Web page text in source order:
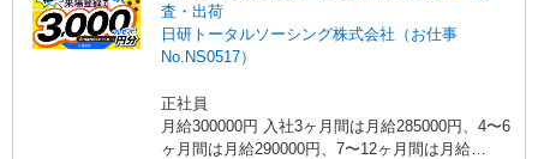
査・出荷
日研トータルソーシング株式会社（お仕事
No.NS0517）
正社員
月給300000円 入社3ヶ月間は月給285000円、4〜6
ヶ月間は月給290000円、7〜12ヶ月間は月給